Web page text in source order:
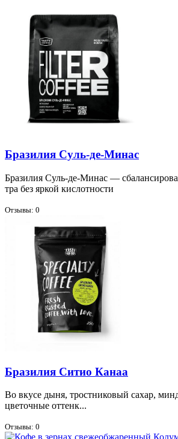
Бразилия Суль-де-Минас
Бра­зи­лия Суль-де-Ми­нас —
тра без яр­кой кис­лот­но­сти
Отзывы: 0
Бразилия Ситио Канаа
Во вку­се ды­ня, трост­ни­ко­вый са­хар,
цве­точ­ные от­тенк...
Отзывы: 0